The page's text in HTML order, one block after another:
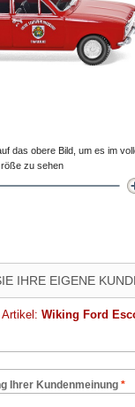
das obere Bild, um es im
zu sehen
IHRE EIGENE
Wiking Ford
*
Ihrer Kundenmeinung